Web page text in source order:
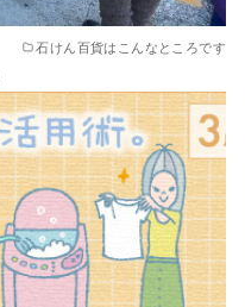
石けん百貨はこんなところです